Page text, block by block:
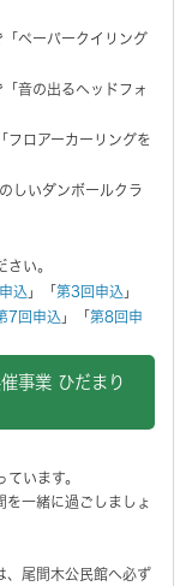
ペーパークイリング
音の出るヘッドフォ
ロアーカーリングを
しいダンボールクラ
さい。
込 」「 第3回申込 」
7回申込 」「 第8回申
事業 ひだまり
います。
一緒に過ごしましょ
、尾間木公民館へ必ず